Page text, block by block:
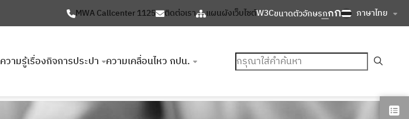
MWA Callcenter 1125 ติดต่อเรา แผนผังเว็บไซต์W3Cขนาดตัวอักษรกกก ภาษาไทย
ความรู้เรื่องกิจการประปา ความเคลื่อนไหว กปน. ค้นหา